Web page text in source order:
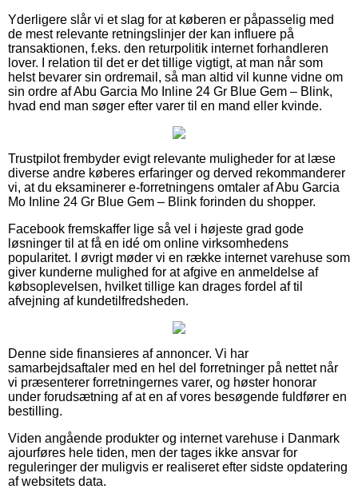
Yderligere slår vi et slag for at køberen er påpasselig med
de mest relevante retningslinjer der kan influere på
transaktionen, f.eks. den returpolitik internet forhandleren
lover. I relation til det er det tillige vigtigt, at man når som
helst bevarer sin ordremail, så man altid vil kunne vidne om
sin ordre af Abu Garcia Mo Inline 24 Gr Blue Gem – Blink,
hvad end man søger efter varer til en mand eller kvinde.
Trustpilot frembyder evigt relevante muligheder for at læse
diverse andre køberes erfaringer og derved rekommanderer
vi, at du eksaminerer e-forretningens omtaler af Abu Garcia
Mo Inline 24 Gr Blue Gem – Blink forinden du shopper.
Facebook fremskaffer lige så vel i højeste grad gode
løsninger til at få en idé om online virksomhedens
popularitet. I øvrigt møder vi en række internet varehuse som
giver kunderne mulighed for at afgive en anmeldelse af
købsoplevelsen, hvilket tillige kan drages fordel af til
afvejning af kundetilfredsheden.
Denne side finansieres af annoncer. Vi har
samarbejdsaftaler med en hel del forretninger på nettet når
vi præsenterer forretningernes varer, og høster honorar
under forudsætning af at en af vores besøgende fuldfører en
bestilling.
Viden angående produkter og internet varehuse i Danmark
ajourføres hele tiden, men der tages ikke ansvar for
reguleringer der muligvis er realiseret efter sidste opdatering
af websitets data.